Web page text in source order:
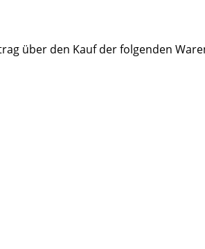
über den Kauf der folgenden